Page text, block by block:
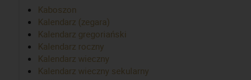
Kaboszon
Kalendarz (zegara)
Kalendarz gregoriański
Kalendarz roczny
Kalendarz wieczny
Kalendarz wieczny sekularny